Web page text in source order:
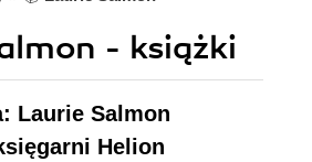
- książki
Laurie Salmon
Helion